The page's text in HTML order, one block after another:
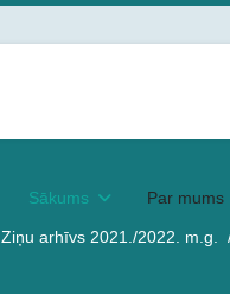
Sākums Par mums
Ziņu arhīvs 2021./2022. m.g.